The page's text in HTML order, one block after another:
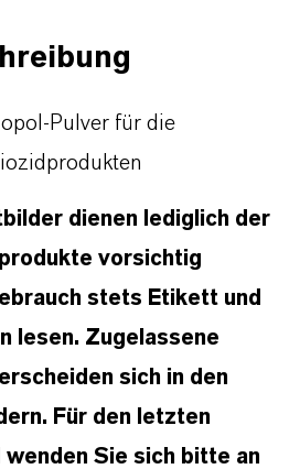
Pulver für die
dienen lediglich der
vorsichtig
stets Etikett und
lesen. Zugelassene
sich in den
Für den letzten
wenden Sie sich bitte an